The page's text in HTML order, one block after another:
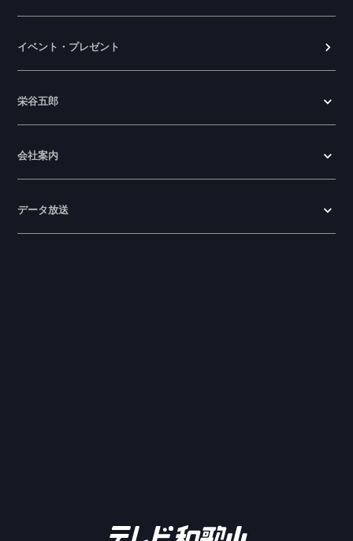
イベント・プレゼント
栄谷五郎
会社案内
データ放送